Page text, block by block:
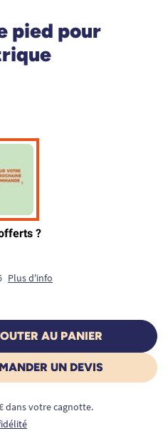
pied pour
Plus d'info
AU PANIER
UN DEVIS
dans votre cagnotte.